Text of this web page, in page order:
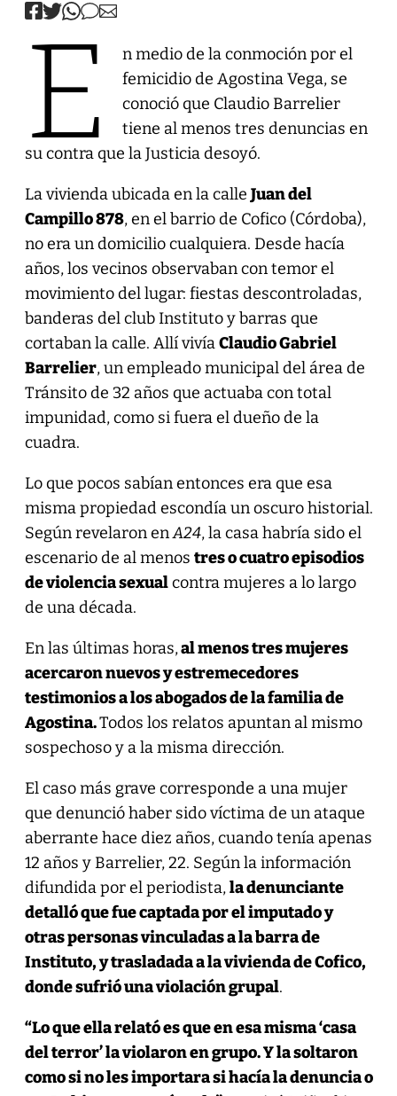
E
n medio de la conmoción por el
femicidio de Agostina Vega, se
conoció que Claudio Barrelier
tiene al menos tres denuncias en
su contra que la Justicia desoyó.
La vivienda ubicada en la calle Juan del
Campillo 878, en el barrio de Cofico (Córdoba),
no era un domicilio cualquiera. Desde hacía
años, los vecinos observaban con temor el
movimiento del lugar: fiestas descontroladas,
banderas del club Instituto y barras que
cortaban la calle. Allí vivíaClaudio Gabriel
Barrelier, un empleado municipal del área de
Tránsito de 32 años que actuaba con total
impunidad, como si fuera el dueño de la
cuadra.
Lo que pocos sabían entonces era que esa
misma propiedad escondía un oscuro historial.
Según revelaron enA24, la casa habría sido el
escenario de al menos tres o cuatro episodios
de violencia sexualcontra mujeres a lo largo
de una década.
En las últimas horas,al menos tres mujeres
acercaron nuevos y estremecedores
testimonios a los abogados de la familia de
Agostina.Todos los relatos apuntan al mismo
sospechoso y a la misma dirección.
El caso más grave corresponde a una mujer
que denunció haber sido víctima de un ataque
aberrante hace diez años, cuando tenía apenas
12 años y Barrelier, 22. Según la información
difundida por el periodista,la denunciante
detalló que fue captada por el imputado y
otras personas vinculadas a la barra de
Instituto, y trasladada a la vivienda de Cofico,
donde sufrió una violación grupal.
“Lo que ella relató es que en esa misma ‘casa
del terror’ la violaron en grupo. Y la soltaron
como si no les importara si hacía la denuncia o